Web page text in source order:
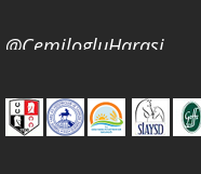
@CemilogluHarasi